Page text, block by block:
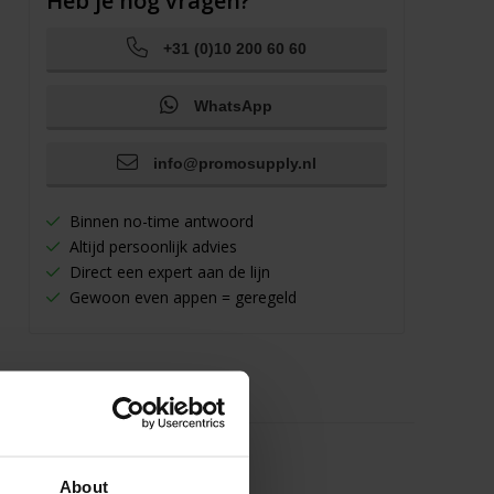
About
+31 (0)10 200 60 60
WhatsApp
info@promosupply.nl
Binnen no-time antwoord
Altijd persoonlijk advies
Direct een expert aan de lijn
Gewoon even appen = geregeld